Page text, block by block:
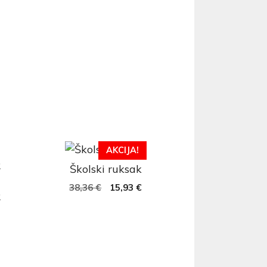
AKCIJA!
Školski ruksak
38,36€ 15,93€